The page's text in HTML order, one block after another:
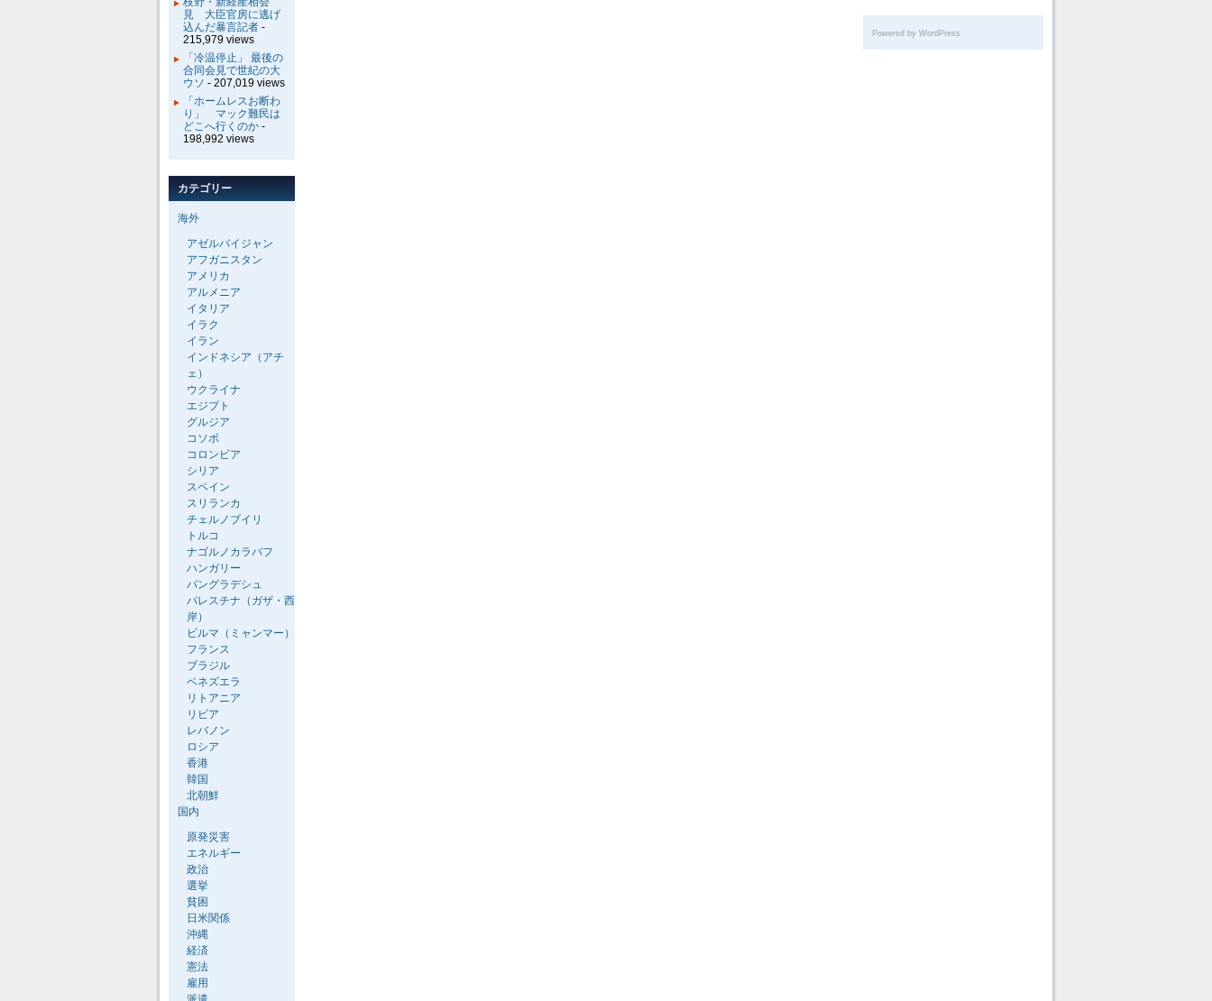
Powered by WordPress
見 大臣官房に逃げ
込んだ暴言記者 -
215,979 views
「冷温停止」 最後の
合同会見で世紀の大
ウソ - 207,019 views
「ホームレスお断わ
り」 マック難民は
どこへ行くのか -
198,992 views
カテゴリー
海外
アゼルバイジャン
アフガニスタン
アメリカ
アルメニア
イタリア
イラク
イラン
インドネシア（アチ
ェ）
ウクライナ
エジプト
グルジア
コソボ
コロンビア
シリア
スペイン
スリランカ
チェルノブイリ
トルコ
ナゴルノカラバフ
ハンガリー
バングラデシュ
パレスチナ（ガザ・西
岸）
ビルマ（ミャンマー）
フランス
ブラジル
ベネズエラ
リトアニア
リビア
レバノン
ロシア
香港
韓国
北朝鮮
国内
原発災害
エネルギー
政治
選挙
貧困
日米関係
沖縄
経済
憲法
雇用